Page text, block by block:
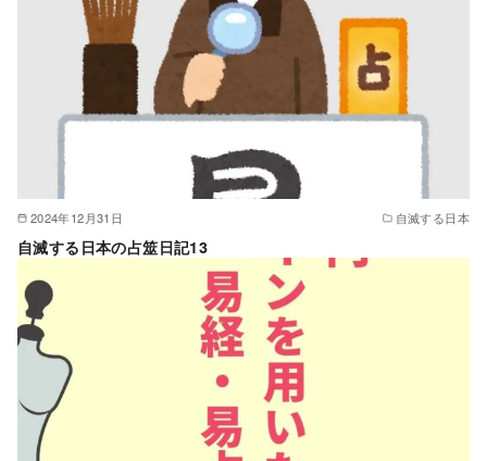
2024年12月31日 自滅する日本
自滅する日本の占筮日記13